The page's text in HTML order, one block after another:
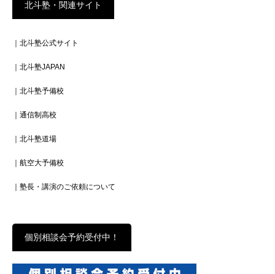
北斗塾・関連サイト
｜北斗塾公式サイト
｜北斗塾JAPAN
｜北斗塾予備校
｜通信制高校
｜北斗塾道場
｜航空大予備校
｜塾長・講演のご依頼について
個別相談会予約受付中！